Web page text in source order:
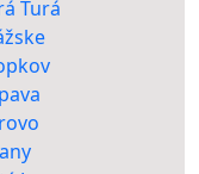
Turá